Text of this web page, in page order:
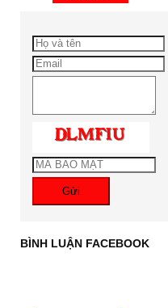
Gửi
BÌNH LUẬN FACEBOOK